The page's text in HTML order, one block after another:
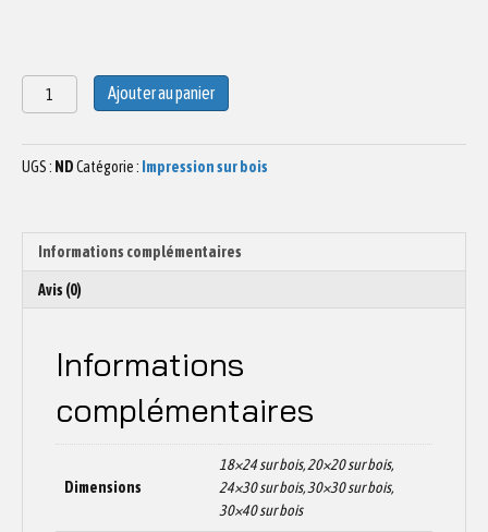
quantité
de
Surf
N°2
Ajouter au panier
UGS : NDCatégorie : Impression sur bois
Informations complémentaires
Avis (0)
Informations
complémentaires
Dimensions
18×24 sur bois, 20×20 sur bois,
24×30 sur bois, 30×30 sur bois,
30×40 sur bois